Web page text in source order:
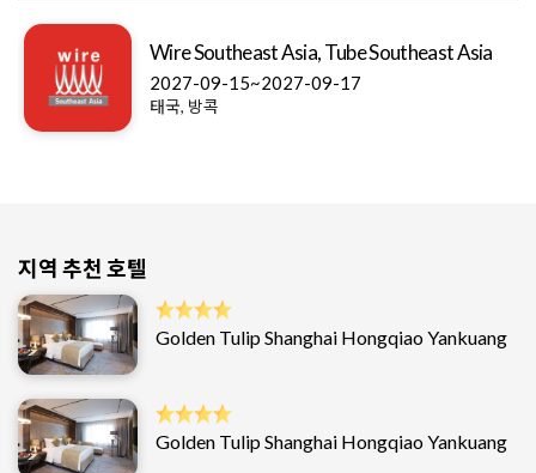
Wire Southeast Asia, Tube Southeast Asia
2027-09-15~2027-09-17
태국, 방콕
지역 추천 호텔
Golden Tulip Shanghai Hongqiao Yankuang
Golden Tulip Shanghai Hongqiao Yankuang